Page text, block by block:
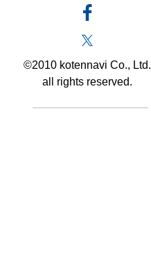
©2010 kotennavi Co., Ltd.
all rights reserved.